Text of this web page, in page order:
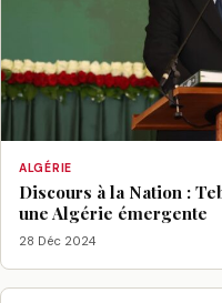
ALGÉRIE
Discours à la Nation :
une Algérie émergente
28 Déc 2024